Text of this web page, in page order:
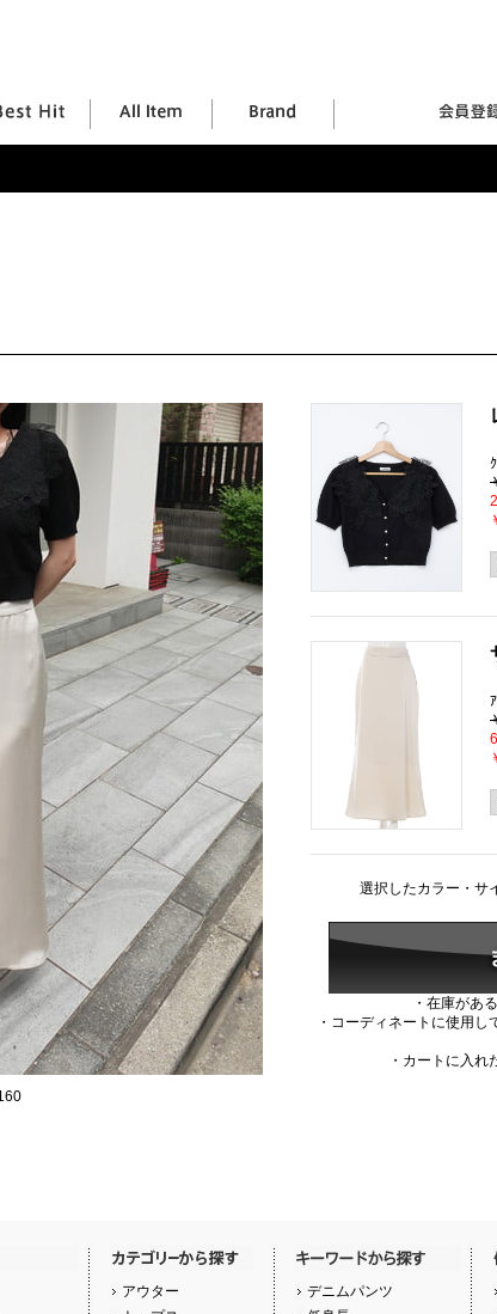
選択したカラー・サ
・在庫があ
・コーディネートに使用
・カートに入れ
アウター
デニムパンツ